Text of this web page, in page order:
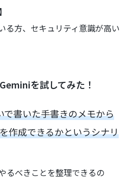
る方、セキュリティ意識が高い
を試してみた！
で書いた手書きのメモから
作成できるかというシナリ
るべきことを整理できるの